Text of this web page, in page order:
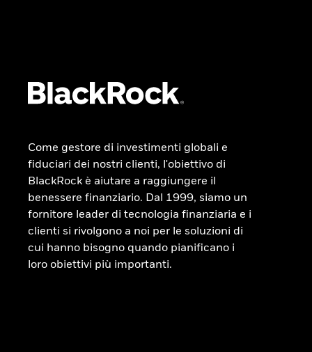
Come gestore di investimenti globali e
fiduciari dei nostri clienti, l'obiettivo di
BlackRock è aiutare a raggiungere il
benessere finanziario. Dal 1999, siamo un
fornitore leader di tecnologia finanziaria e i
clienti si rivolgono a noi per le soluzioni di
cui hanno bisogno quando pianificano i
loro obiettivi più importanti.